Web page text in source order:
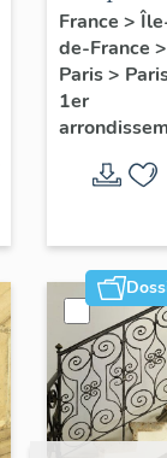
d'appui,
escalier
la
porte
cochère
(non
France >
de-France >
Paris>
1er